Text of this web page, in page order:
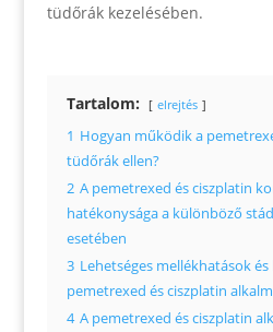
tüdőrák kezelésében.
Tartalom: elrejtés
1 Hogyan működik a
tüdőrák ellen?
2 A pemetrexed és ciszplatin
hatékonysága a különböző
esetében
3 Lehetséges mellékhatások
pemetrexed és ciszplatin
4 A pemetrexed és ciszplatin